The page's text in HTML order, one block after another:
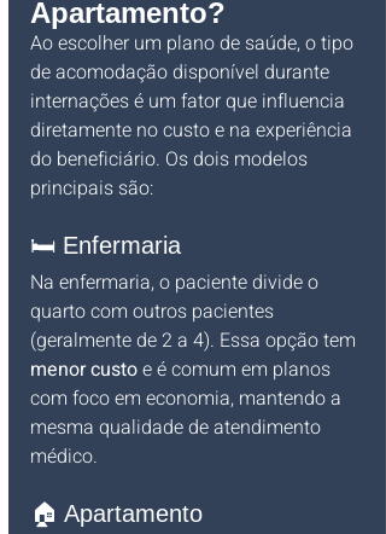
Apartamento?
Ao escolher um plano de saúde, o tipo
de acomodação disponível durante
internações é um fator que influencia
diretamente no custo e na experiência
do beneficiário. Os dois modelos
principais são:
🛏️ Enfermaria
Na enfermaria, o paciente divide o
quarto com outros pacientes
(geralmente de 2 a 4). Essa opção tem
menor custo e é comum em planos
com foco em economia, mantendo a
mesma qualidade de atendimento
médico.
🏠 Apartamento